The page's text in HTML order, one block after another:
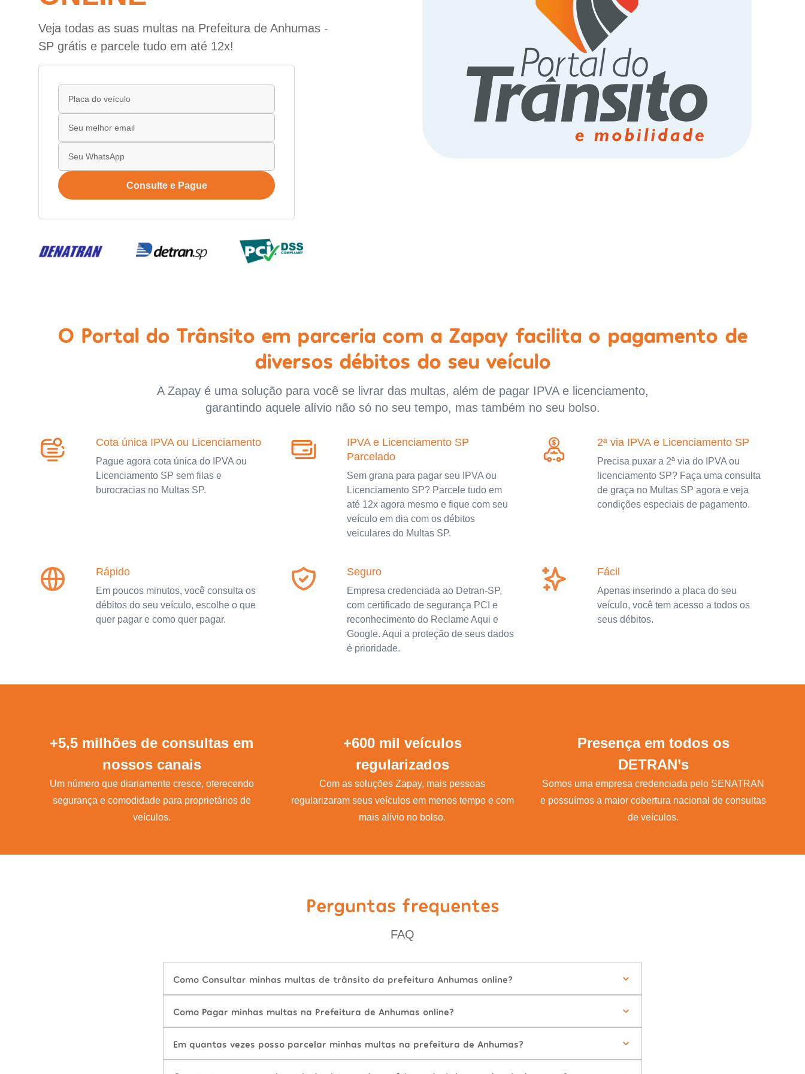
Veja todas as suas multas na Prefeitura de Anhumas -
SP grátis e parcele tudo em até 12x!
Consulte e Pague
O Portal do Trânsito em parceria com a Zapay facilita o pagamento de
diversos débitos do seu veículo
A Zapay é uma solução para você se livrar das multas, além de pagar IPVA e licenciamento,
garantindo aquele alívio não só no seu tempo, mas também no seu bolso.
Cota única IPVA ou Licenciamento
Pague agora cota única do IPVA ou
Licenciamento SP sem filas e
burocracias no Multas SP.
IPVA e Licenciamento SP
Parcelado
Sem grana para pagar seu IPVA ou
Licenciamento SP? Parcele tudo em
até 12x agora mesmo e fique com seu
veículo em dia com os débitos
veiculares do Multas SP.
2ª via IPVA e Licenciamento SP
Precisa puxar a 2ª via do IPVA ou
licenciamento SP? Faça uma consulta
de graça no Multas SP agora e veja
condições especiais de pagamento.
Rápido
Em poucos minutos, você consulta os
débitos do seu veículo, escolhe o que
quer pagar e como quer pagar.
Seguro
Empresa credenciada ao Detran-SP,
com certificado de segurança PCI e
reconhecimento do Reclame Aqui e
Google. Aqui a proteção de seus dados
é prioridade.
Fácil
Apenas inserindo a placa do seu
veículo, você tem acesso a todos os
seus débitos.
+5,5 milhões de consultas em
nossos canais
Um número que diariamente cresce, oferecendo
segurança e comodidade para proprietários de
veículos.
+600 mil veículos
regularizados
Com as soluções Zapay, mais pessoas
regularizaram seus veículos em menos tempo e com
mais alívio no bolso.
Presença em todos os
DETRAN’s
Somos uma empresa credenciada pelo SENATRAN
e possuímos a maior cobertura nacional de consultas
de veículos.
Perguntas frequentes
FAQ
Como Consultar minhas multas de trânsito da prefeitura Anhumas online?
Como Pagar minhas multas na Prefeitura de Anhumas online?
Em quantas vezes posso parcelar minhas multas na prefeitura de Anhumas?